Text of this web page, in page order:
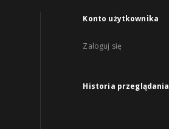
Konto użytkownika
Zaloguj się
Historia przeglądania